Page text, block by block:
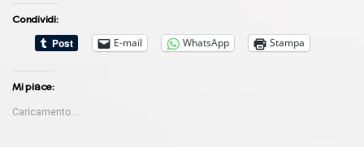
Condividi:
E-mail
WhatsApp Stampa
Mi piace:
Caricamento...